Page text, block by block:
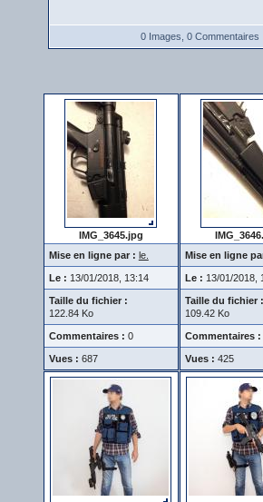
0 Images, 0 Commentaires
IMG_3645.jpg
Mise en ligne par : le.
Le : 13/01/2018, 13:14
Taille du fichier :
122.84 Ko
Commentaires : 0
Vues : 687
Mise en ligne
Le : 13/01/2018,
Taille du fichier :
109.42 Ko
Commentaires :
Vues : 425